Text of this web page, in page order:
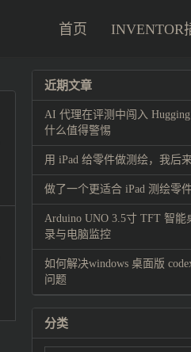
首页 INVENTOR
近期文章
AI 代理在评测中闯入
什么值得警惕
用 iPad 给零件做测绘，我后
做了一个更适合 iPad 测绘零
Arduino UNO 3.5寸 TFT 智
录与电脑监控
如何解决windows 桌面版
问题
分类